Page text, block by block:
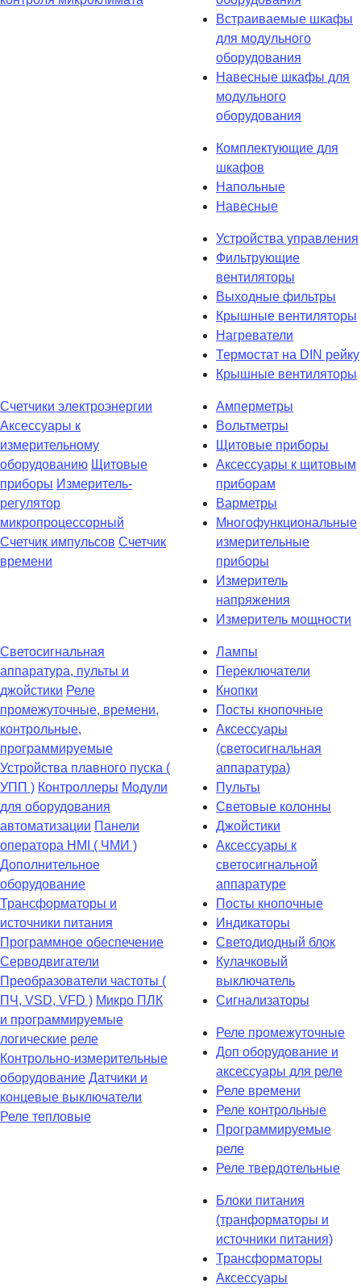
Встраиваемые шкафы
для модульного
оборудования
Навесные шкафы для
модульного
оборудования
Комплектующие для
шкафов
Напольные
Навесные
Устройства управления
Фильтрующие
вентиляторы
Выходные фильтры
Крышные вентиляторы
Нагреватели
Термостат на DIN рейку
Крышные вентиляторы
Счетчики электроэнергии
Аксессуары к
измерительному
оборудованию Щитовые
приборы Измеритель-
регулятор
микропроцессорный
Счетчик импульсов Счетчик
времени
Амперметры
Вольтметры
Щитовые приборы
Аксессуары к щитовым
приборам
Варметры
Многофункциональные
измерительные
приборы
Измеритель
напряжения
Измеритель мощности
Светосигнальная
аппаратура, пульты и
джойстики Реле
промежуточные, времени,
контрольные,
программируемые
Устройства плавного пуска (
УПП ) Контроллеры Модули
для оборудования
автоматизации Панели
оператора HMI ( ЧМИ )
Дополнительное
оборудование
Транcформаторы и
источники питания
Программное обеспечение
Серводвигатели
Преобразователи частоты (
ПЧ, VSD, VFD ) Микро ПЛК
и программируемые
логические реле
Контрольно-измерительные
оборудование Датчики и
концевые выключатели
Реле тепловые
Лампы
Переключатели
Кнопки
Посты кнопочные
Аксессуары
(светосигнальная
аппаратура)
Пульты
Световые колонны
Джойстики
Аксессуары к
светосигнальной
аппаратуре
Посты кнопочные
Индикаторы
Светодиодный блок
Кулачковый
выключатель
Сигнализаторы
Реле промежуточные
Доп оборудование и
аксессуары для реле
Реле времени
Реле контрольные
Программируемые
реле
Реле твердотельные
Блоки питания
(транформаторы и
источники питания)
Трансформаторы
Аксессуары